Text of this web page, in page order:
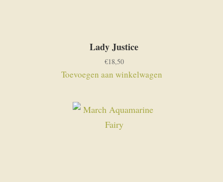
Lady Justice
€18,50
Toevoegen aan winkelwagen